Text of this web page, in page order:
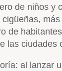
de niños y
de
las ciudades
al lanzar